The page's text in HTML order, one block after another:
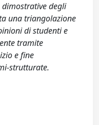
degli
una triangolazione
di studenti e
tramite
e fine
strutturate.